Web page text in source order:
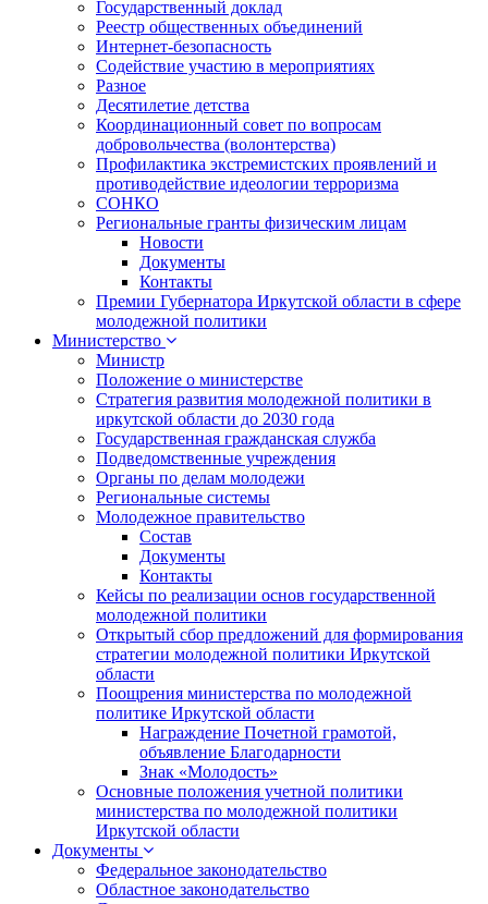
Государственный доклад
Реестр общественных объединений
Интернет-безопасность
Содействие участию в мероприятиях
Разное
Десятилетие детства
Координационный совет по вопросам
добровольчества (волонтерства)
Профилактика экстремистских проявлений и
противодействие идеологии терроризма
СОНКО
Региональные гранты физическим лицам
Новости
Документы
Контакты
Премии Губернатора Иркутской области в сфере
молодежной политики
Министерство
Министр
Положение о министерстве
Стратегия развития молодежной политики в
иркутской области до 2030 года
Государственная гражданская служба
Подведомственные учреждения
Органы по делам молодежи
Региональные системы
Молодежное правительство
Состав
Документы
Контакты
Кейсы по реализации основ государственной
молодежной политики
Открытый сбор предложений для формирования
стратегии молодежной политики Иркутской
области
Поощрения министерства по молодежной
политике Иркутской области
Награждение Почетной грамотой,
объявление Благодарности
Знак «Молодость»
Основные положения учетной политики
министерства по молодежной политики
Иркутской области
Документы
Федеральное законодательство
Областное законодательство